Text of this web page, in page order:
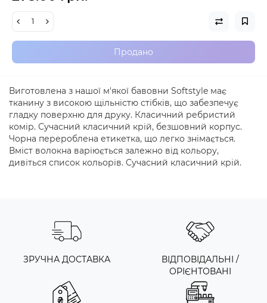
Продано
Виготовлена з нашої м'якої бавовни Softstyle має
тканину з високою щільністю стібків, що забезпечує
гладку поверхню для друку. Класичний ребристий
комір. Сучасний класичний крій, безшовний корпус.
Чорна перероблена етикетка, що легко знімається.
Вміст волокна варіюється залежно від кольору,
дивіться список кольорів. Сучасний класичний крій.
ЗРУЧНА ДОСТАВКА
ВІДПОВІДАЛЬНІ /
ОРІЄНТОВАНІ